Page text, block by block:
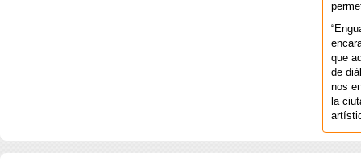
que
de
nos
la